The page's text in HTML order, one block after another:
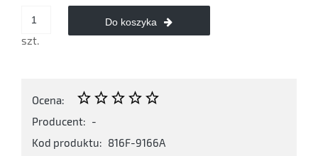
szt.
Do koszyka
Ocena:
Producent: -
Kod produktu: 816F-9166A